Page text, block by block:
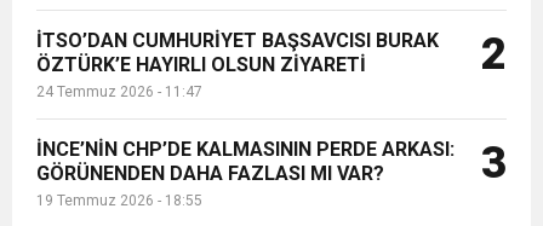
İTSO’DAN CUMHURİYET BAŞSAVCISI BURAK
ÖZTÜRK’E HAYIRLI OLSUN ZİYARETİ
24 Temmuz 2026 - 11:47
2
İNCE’NİN CHP’DE KALMASININ PERDE ARKASI:
GÖRÜNENDEN DAHA FAZLASI MI VAR?
19 Temmuz 2026 - 18:55
3